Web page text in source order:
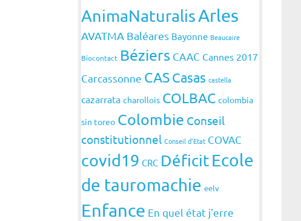
AnimaNaturalisArles
AVATMA Baléares Bayonne Beaucaire
Biocontact Béziers CAAC Cannes 2017
Carcassonne CASCasas castella
cazarrata charollois COLBAC colombia
sin toreo Colombie Conseil
constitutionnel Conseil d'Etat COVAC
covid19 CRC DéficitEcole
de tauromachie eelv
Enfance En quel état j'erre